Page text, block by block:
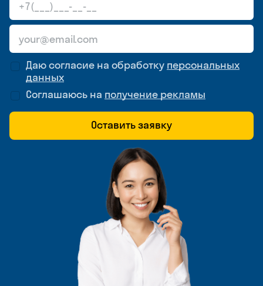
Даю согласие на обработку персональных
данных
Соглашаюсь на получение рекламы
Оставить заявку